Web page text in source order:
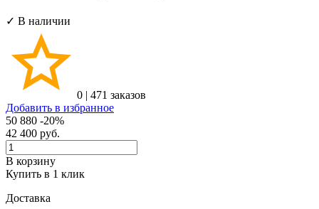
✓ В наличии
0 | 471 заказов
Добавить в избранное
50 880 -20%
42 400 руб.
В корзину
Купить в 1 клик
Доставка